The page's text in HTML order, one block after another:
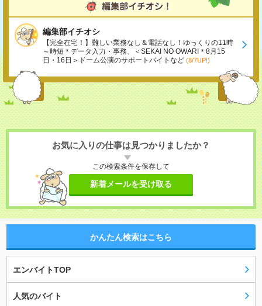
編集部イチオシ
【完全在宅！】難しい業務なし＆電話なし！ゆっくりの11時
～時短＊データ入力・事務、＜SEKAI NO OWARI＊8月15
日・16日＞ドーム公演のサポートバイトなど (8/7UP!)
お気に入りの仕事は見つかりましたか？
この検索条件を保存して
新着メールを受け取る
かんたん検索はこちら
エンバイトTOP
人気のバイト